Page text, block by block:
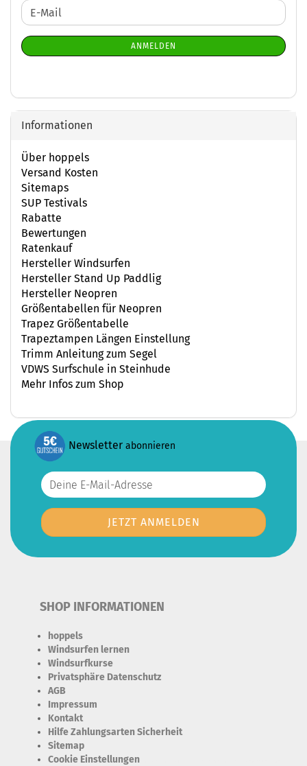
WEITER
ZUR
NEWSLETTER-
ANMELDUNG
E-
Mail
ANMELDEN
Informationen
Über hoppels
Versand Kosten
Sitemaps
SUP Testivals
Rabatte
Bewertungen
Ratenkauf
Hersteller Windsurfen
Hersteller Stand Up Paddlig
Hersteller Neopren
Größentabellen für Neopren
Trapez Größentabelle
Trapeztampen Längen Einstellung
Trimm Anleitung zum Segel
VDWS Surfschule in Steinhude
Mehr Infos zum Shop
Newsletter abonnieren
SHOP INFORMATIONEN
hoppels
Windsurfen lernen
Windsurfkurse
Privatsphäre Datenschutz
AGB
Impressum
Kontakt
Hilfe Zahlungsarten Sicherheit
Sitemap
Cookie Einstellungen